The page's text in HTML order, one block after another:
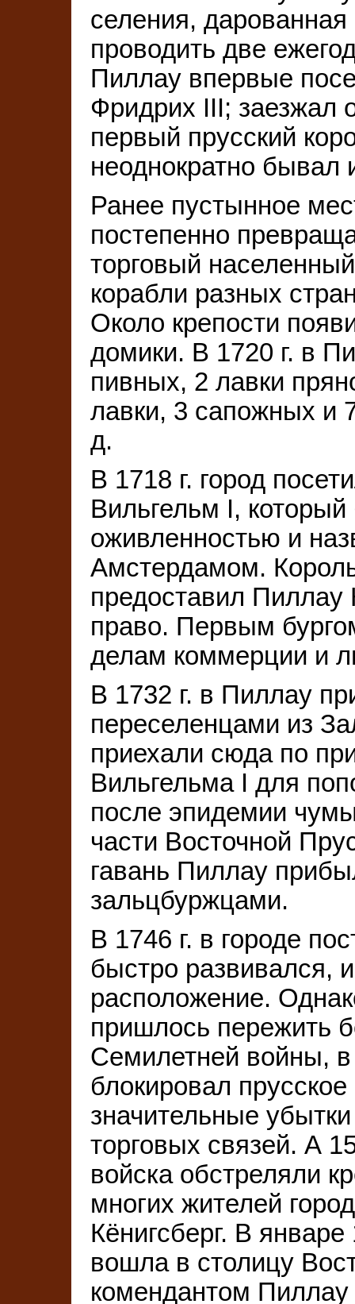
селения,
проводить две
Пиллау впервые
Фридрих III; заезжал
первый прусский
неоднократно бывал
Ранее пустынное
постепенно
торговый
корабли разных
Около крепости
домики. В 1720 г. в
пивных, 2 лавки
лавки, 3 сапожных и
д.
В 1718 г. город
Вильгельм I,
оживленностью и
Амстердамом.
предоставил Пиллау
право. Первым
делам коммерции и
В 1732 г. в Пиллау
переселенцами из
приехали сюда по
Вильгельма I для
после эпидемии
части Восточной
гавань Пиллау
зальцбуржцами.
В 1746 г. в городе
быстро развивался,
расположение.
пришлось пережить
Семилетней войны, в
блокировал
значительные
торговых связей. А
войска обстреляли
многих жителей
Кёнигсберг. В
вошла в столицу
комендантом Пиллау